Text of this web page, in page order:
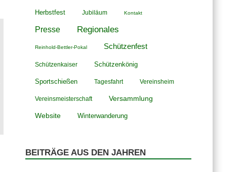
Herbstfest Jubiläum Kontakt
Presse Regionales
Reinhold-Bettler-Pokal Schützenfest
Schützenkaiser Schützenkönig
Sportschießen Tagesfahrt Vereinsheim
Vereinsmeisterschaft Versammlung
Website Winterwanderung
BEITRÄGE AUS DEN JAHREN